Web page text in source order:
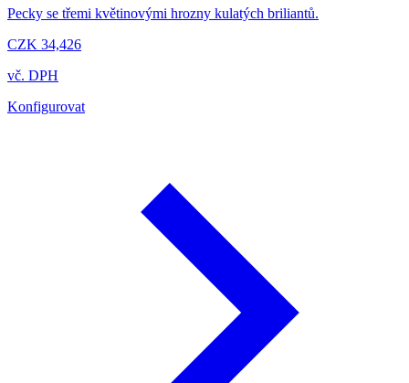
Pecky se třemi květinovými hrozny kulatých briliantů.
CZK 34,426
vč. DPH
Konfigurovat